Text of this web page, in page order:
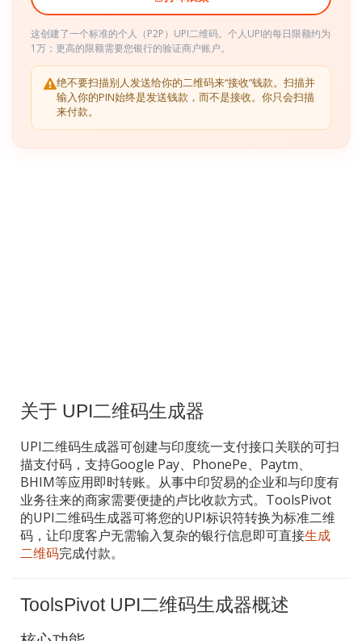
这创建了一个标准的个人（P2P）UPI二维码。个人UPI的每日限额约为
1万；更高的限额需要您银行的验证商户账户。
绝不要扫描别人发送给你的二维码来“接收”钱款。扫描并
输入你的PIN始终是发送钱款，而不是接收。你只会扫描
来付款。
关于 UPI二维码生成器
UPI二维码生成器可创建与印度统一支付接口关联的可扫
描支付码，支持Google Pay、PhonePe、Paytm、
BHIM等应用即时转账。从事中印贸易的企业和与印度有
业务往来的商家需要便捷的卢比收款方式。ToolsPivot
的UPI二维码生成器可将您的UPI标识符转换为标准二维
码，让印度客户无需输入复杂的银行信息即可直接生成
二维码完成付款。
ToolsPivot UPI二维码生成器概述